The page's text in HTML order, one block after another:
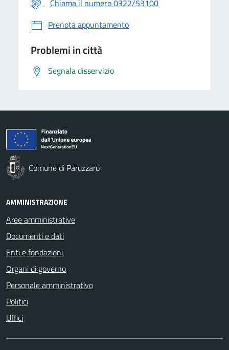
Chiama il numero 0322/53100
Prenota appuntamento
Problemi in città
Segnala disservizio
Comune di Paruzzaro
AMMINISTRAZIONE
Aree amministrative
Documenti e dati
Enti e fondazioni
Organi di governo
Personale amministrativo
Politici
Uffici